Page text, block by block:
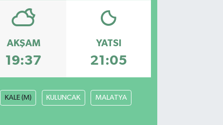
AKŞAM
19:37
YATSI
21:05
KALE (M) KULUNCAK MALATYA